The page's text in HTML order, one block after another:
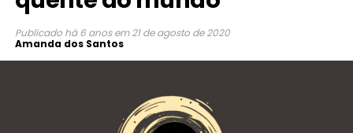
Publicado há 6 anos em 21 de agosto de 2020
Amanda dos Santos